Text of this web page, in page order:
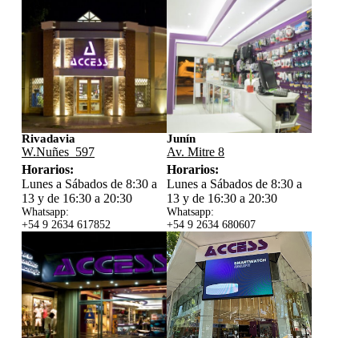
Rivadavia
W.Nuñes 597
Horarios:
Lunes a Sábados de 8:30 a
13 y de 16:30 a 20:30
Whatsapp:
+54 9 2634 617852
Junín
Av. Mitre 8
Horarios:
Lunes a Sábados de 8:30 a
13 y de 16:30 a 20:30
Whatsapp:
+54 9 2634 680607